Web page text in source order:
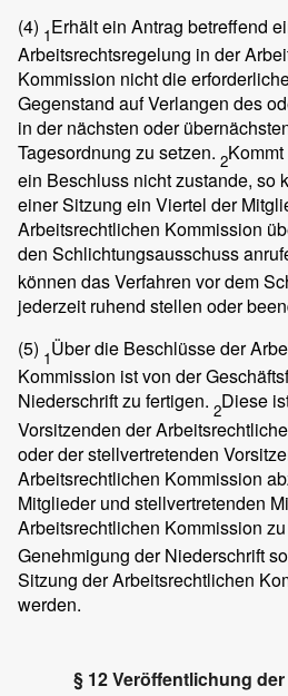
(4) 1Erhält ein Antrag betreffend
Arbeitsrechtsregelung in der
Kommission nicht die
Gegenstand auf Verlangen des
in der nächsten oder
Tagesordnung zu setzen. 2
ein Beschluss nicht zustande, so
einer Sitzung ein Viertel der
Arbeitsrechtlichen Kommission
den Schlichtungsausschuss
können das Verfahren vor dem
jederzeit ruhend stellen oder
(5) 1Über die Beschlüsse der
Kommission ist von der
Niederschrift zu fertigen. 2Diese
Vorsitzenden der
oder der stellvertretenden
Arbeitsrechtlichen Kommission
Mitglieder und stellvertretenden
Arbeitsrechtlichen Kommission
Genehmigung der Niederschrift
Sitzung der Arbeitsrechtlichen
werden.
§ 12 Veröffentlichung